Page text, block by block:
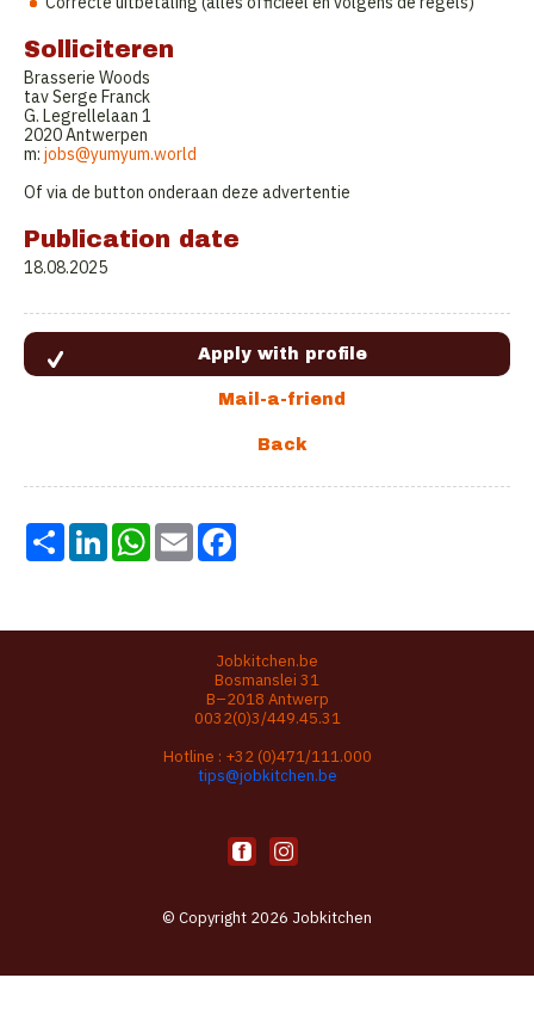
Solliciteren
Brasserie Woods
tav Serge Franck
G. Legrellelaan 1
2020 Antwerpen
m: jobs@yumyum.world
Of via de button onderaan deze advertentie
Publication date
18.08.2025
Share LinkedInWhatsApp
Email
Jobkitchen.be
Bosmanslei 31
B–2018 Antwerp
0032(0)3/449.45.31
Hotline : +32 (0)471/111.000
tips@jobkitchen.be
© Copyright 2026 Jobkitchen